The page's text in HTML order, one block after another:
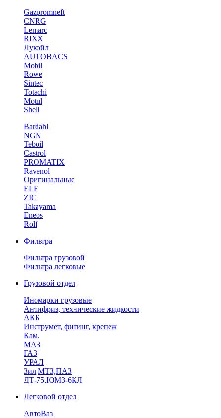
Gazpromneft
CNRG
Lemarc
RIXX
Лукойл
AUTOBACS
Mobil
Rowe
Sintec
Totachi
Motul
Shell
Bardahl
NGN
Teboil
Castrol
PROMATIX
Ravenol
Оригинальные
ELF
ZIC
Takayama
Eneos
Rolf
Фильтра
Фильтра грузовой
Фильтра легковые
Грузовой отдел
Иномарки грузовые
Антифриз, технические жидкости
АКБ
Инструмет, фитинг, крепеж
Кам.
МАЗ
ГА3
УРАЛ
Зил,МТЗ,ПАЗ
ДТ-75,ЮМЗ-6КЛ
Легковой отдел
АвтоВаз